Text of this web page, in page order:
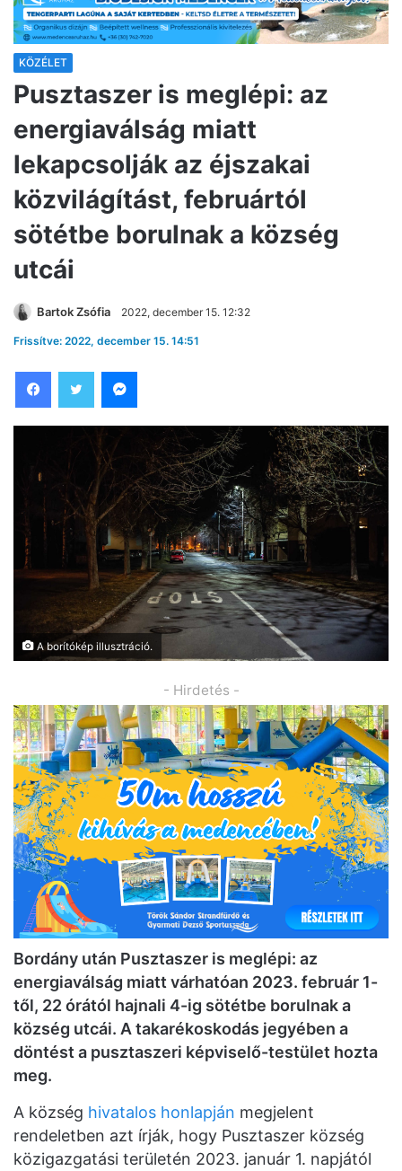
KÖZÉLET
Pusztaszer is meglépi: az
energiaválság miatt
lekapcsolják az éjszakai
közvilágítást, februártól
sötétbe borulnak a község
utcái
Bartok Zsófia 2022, december 15. 12:32
Frissítve: 2022, december 15. 14:51
A borítókép illusztráció.
- Hirdetés -
Bordány után Pusztaszer is meglépi: az
energiaválság miatt várhatóan 2023. február 1-
től, 22 órától hajnali 4-ig sötétbe borulnak a
község utcái. A takarékoskodás jegyében a
döntést a pusztaszeri képviselő-testület hozta
meg.
A község hivatalos honlapján megjelent
rendeletben azt írják, hogy Pusztaszer község
közigazgatási területén 2023. január 1. napjától